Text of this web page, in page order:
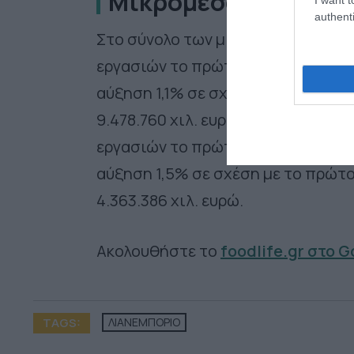
Στο σύνολο των μικρομεσαίων
εργασιών το πρώτο τρίμηνο του
αύξηση 1,1% σε σχέση με το
9.478.760 χιλ. ευρώ. Χωρίς τους
εργασιών το πρώτο τρίμηνο του
αύξηση 1,5% σε σχέση με το
4.363.386 χιλ. ευρώ.
Ακολουθήστε το foodlife.gr στο
TAGS: ΛΙΑΝΕΜΠΟΡΙΟ